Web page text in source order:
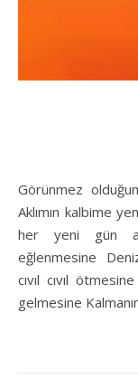
Görünmez olduğum günlere Kalbimdeki acının derinliğine
Aklımın kalbime
her yeni gün
eğlenmesine
cıvıl cıvıl
gelmesine